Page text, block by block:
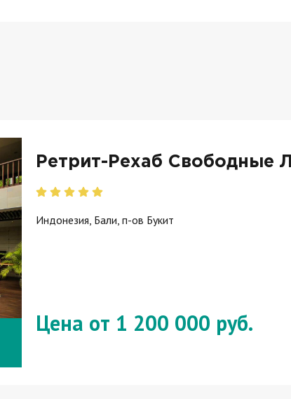
Ретрит-Рехаб Свободные
Индонезия, Бали, п-ов Букит
Цена от 1 200 000 руб.